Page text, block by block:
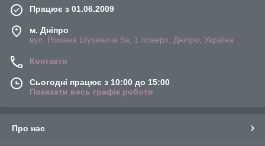
Працює з 01.06.2009
м. Дніпро
вул. Романа Шухевича 9а, 1 поверх, Дніпро, Україна
Контакти
Сьогодні працює з 10:00 до 15:00
Показати весь графік роботи
Про нас